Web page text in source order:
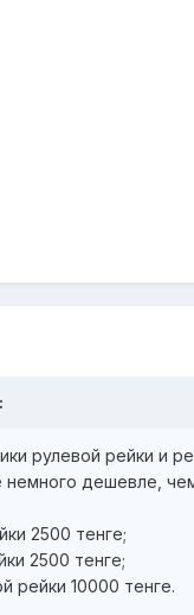
рулевой рейки и
дешевле,
2500 тенге;
2500 тенге;
рейки 10000 тенге.